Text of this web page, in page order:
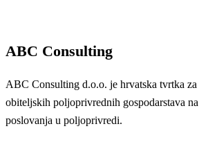
ABC Consulting
ABC Consulting d.o.o. je hrvatska tvrtka
obiteljskih poljoprivrednih gospodarstava
poslovanja u poljoprivredi.